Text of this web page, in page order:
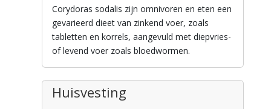
Corydoras sodalis zijn omnivoren en eten een
gevarieerd dieet van zinkend voer, zoals
tabletten en korrels, aangevuld met diepvries-
of levend voer zoals bloedwormen.
Huisvesting